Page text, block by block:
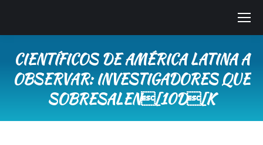
CIENTÍFICOS DE AMÉRICA LATINA A
OBSERVAR: INVESTIGADORES QUE
SOBRESALEN[10D[K